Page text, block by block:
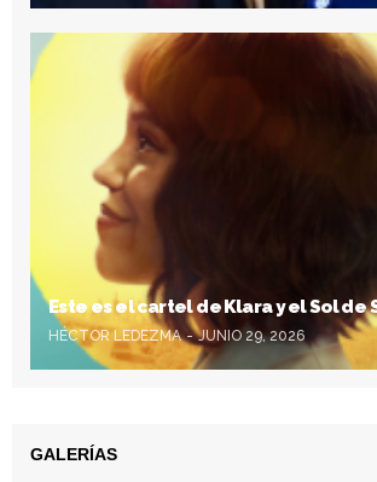
Este es el cartel de Klara y el Sol de
HÉCTOR LEDEZMA JUNIO 29, 2026
GALERÍAS